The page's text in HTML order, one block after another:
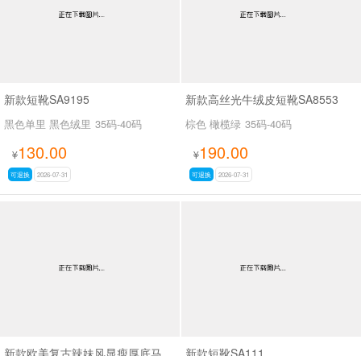
新款短靴SA9195
黑色单里 黑色绒里 35码-40码
¥130.00
可退换 2026-07-31
新款高丝光牛绒皮短靴SA8553
棕色 橄榄绿 35码-40码
¥190.00
可退换 2026-07-31
新款短靴SA111